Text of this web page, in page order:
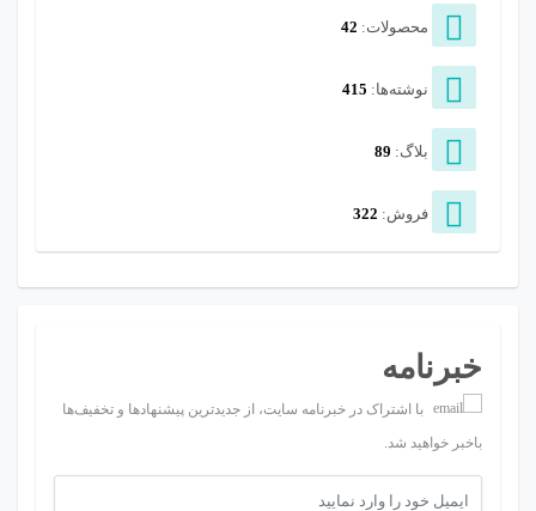
محصولات: 42
نوشته‌ها: 415
بلاگ: 89
فروش: 322
خبرنامه
با اشتراک در خبرنامه سایت، از جدیدترین پیشنهادها و تخفیف‌ها
باخبر خواهید شد.